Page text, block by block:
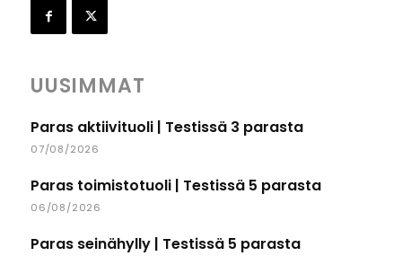
UUSIMMAT
Paras aktiivituoli | Testissä 3 parasta
07/08/2026
Paras toimistotuoli | Testissä 5 parasta
06/08/2026
Paras seinähylly | Testissä 5 parasta